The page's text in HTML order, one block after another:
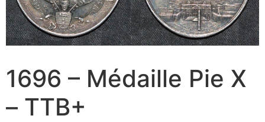
1696 – Médaille Pie X
– TTB+